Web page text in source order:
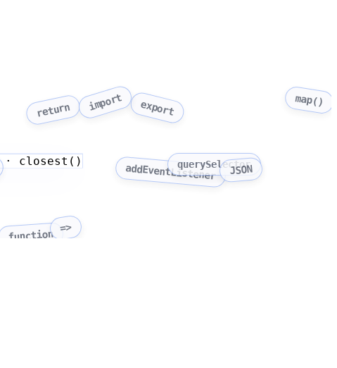
return import export map()
addEventListener
querySelector
JSON
function
=>
· closest()